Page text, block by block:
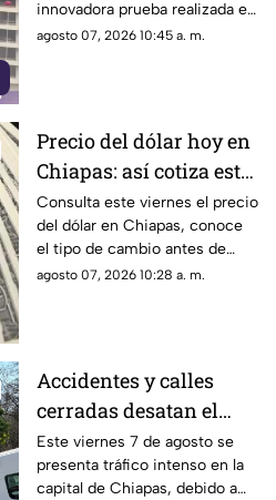
de emergencias
innovadora prueba realizada en
China, donde drones
rascacielos, una tecnología
que podría transformar la
respuesta a emergencias
urbanas.
agosto 07, 2026 10:45 a. m.
Precio del dólar hoy en
Chiapas: así cotiza este
viernes 7 de agosto de
2026
Consulta este viernes el precio
del dólar en Chiapas, conoce
el tipo de cambio antes de
comprar o vender divisas
agosto 07, 2026 10:28 a. m.
Accidentes y calles
cerradas desatan el
tráfico en Tuxtla
Gutiérrez este viernes
Este viernes 7 de agosto se
presenta tráfico intenso en la
capital de Chiapas, debido a